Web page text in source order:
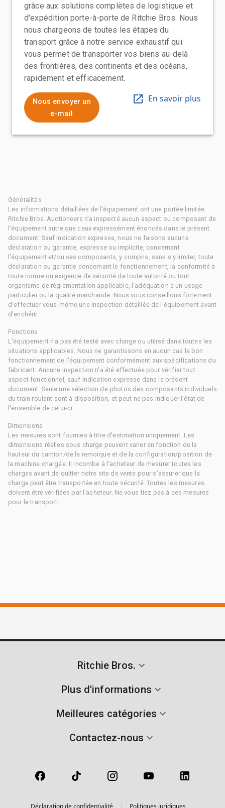
grâce aux solutions complètes de logistique et
d'expédition porte-à-porte de Ritchie Bros. Nous
nous chargeons de toutes les étapes du
transport grâce à notre service exhaustif qui
vous permet de transporter vos biens au-delà
des frontières, des continents et des océans,
rapidement et efficacement.
Nous envoyer un
e-mail
En savoir plus
Généralités
Les informations détaillées de l'équipement ont une portée limitée.
Ritchie Bros. Auctioneers n'a inspecté aucun aspect ou composant de
l'équipement autre que ceux expressément énoncés dans le présent
document. Sauf indication expresse, nous ne faisons aucune
déclaration ou garantie, expresse ou implicite, concernant
l'équipement et/ou ses composants, y compris, sans s'y limiter, toute
déclaration ou garantie concernant le fonctionnement, la conformité à
toute norme ou exigence de sécurité de toute autorité ou tout
organisme de réglementation applicable, l'adéquation à un usage
particulier ou la qualité marchande. Nous vous conseillons fortement
d'effectuer vous-même une inspection détaillée de l'équipement avant
d'enchérir.
Fonctions
L'équipement n'a pas été testé avec charge ou utilisé dans toutes les
situations applicables. Nous ne garantissons en aucun cas le bon
fonctionnement de l'équipement conformément aux spécifications du
fabricant. Aucune inspection n'a été effectuée pour vérifier tout
aspect fonctionnel, sauf indication expresse dans le présent
document. Seule une sélection de photos des composants individuels
du train roulant sont à disposition, et peut ne pas indiquer l'état de
l'ensemble de celui-ci.
Dimensions
Les mesures sont fournies à titre d'estimation uniquement. Les
dimensions réelles sous charge peuvent varier en fonction de la
hauteur du camion/de la remorque et de la configuration/position de
la machine chargée. Il incombe à l'acheteur de mesurer toutes les
charges avant de quitter notre site de vente pour s'assurer que la
charge peut être transportée en toute sécurité. Toutes les mesures
doivent être vérifiées par l'acheteur. Ne vous fiez pas à ces mesures
pour le transport.
Ritchie Bros.
Plus d'informations
Meilleures catégories
Contactez-nous
Déclaration de confidentialité Politiques juridiques